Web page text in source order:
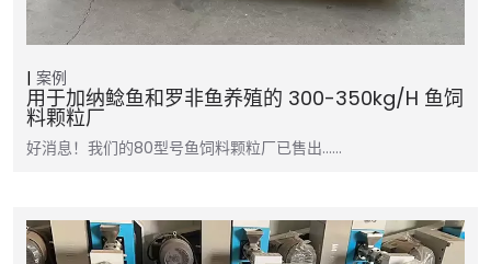
案例
用于加纳鲶鱼和罗非鱼养殖的 300-350kg/h 鱼饲
料颗粒厂
好消息！我们的80型号鱼饲料颗粒厂已售出……